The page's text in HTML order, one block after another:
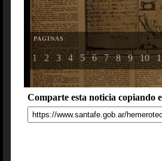
PAGINAS
1 2 3 4 5 6 7 8 9 10
Comparte esta noticia copiando